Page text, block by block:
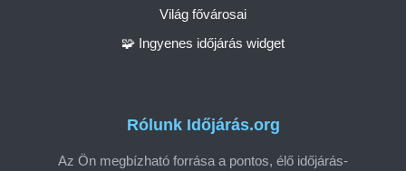
Rólunk Időjárás.org
Az Ön megbízható forrása a pontos, élő időjárás-
Világ fővárosai
🧩 Ingyenes időjárás widget